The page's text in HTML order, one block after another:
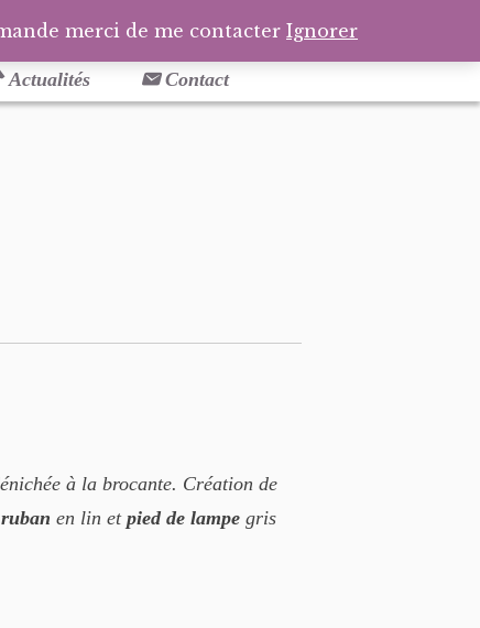
Facebook
Actualités Contact
à la brocante. Création de
en lin et pied de lampe gris
merci de me contacter Ignorer